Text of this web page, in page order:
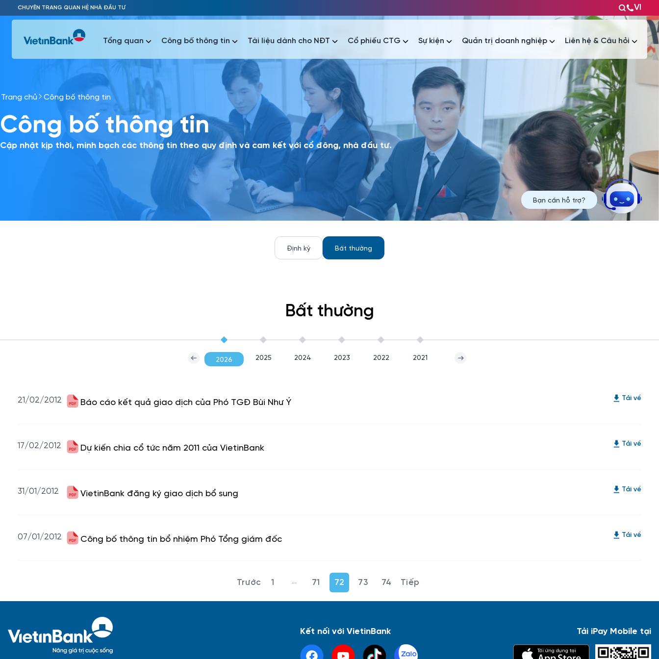
Skip to Main Content
CHUYÊN TRANG QUAN HỆ NHÀ ĐẦU TƯ VI
Phổ biến nhất
Báo cáo tài chính Thông tin giao dịch Công bố thông tin Sự kiện Tài liệu
Tổng quan Công bố thông tin Tài liệu dành cho NĐT Cổ phiếu CTG Sự kiện Quản trị doanh nghiệp Liên hệ & Câu hỏi
Báo cáo tài chính Thông tin giao dịch Công bố thông tin
Trang chủ Công bố thông tin
Công bố thông tin
Cập nhật kịp thời, minh bạch các thông tin theo quy định và cam kết với cổ đông, nhà đầu tư.
Định kỳ Bất thường
Bất thường
2026 2025 2024 2023 2022 2021
21/02/2012 Báo cáo kết quả giao dịch của Phó TGĐ Bùi Như Ý Tải về
17/02/2012 Dự kiến chia cổ tức năm 2011 của VietinBank Tải về
31/01/2012 VietinBank đăng ký giao dịch bổ sung Tải về
07/01/2012 Công bố thông tin bổ nhiệm Phó Tổng giám đốc Tải về
1 ...Trang trung gian Use TAB to navigate.
71 72 73 74
Bạn cần hỗ trợ?
Kết nối với VietinBank Tải iPay Mobile tại
Tải ứng dụng tại